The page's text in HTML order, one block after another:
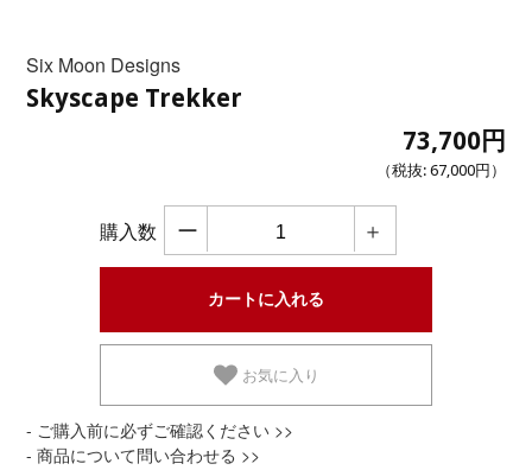
Six Moon Designs
Skyscape Trekker
73,700円
（税抜: 67,000円 ）
購入数 ー ＋
お気に入り
- ご購入前に必ずご確認ください >>
- 商品について問い合わせる >>